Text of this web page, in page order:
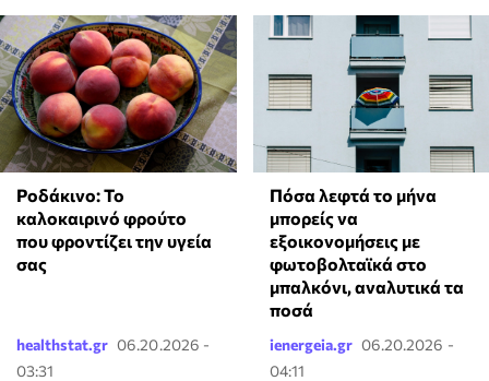
Ροδάκινο: Το
καλοκαιρινό φρούτο
που φροντίζει την υγεία
σας
healthstat.gr 06.20.2026 -
03:31
Πόσα λεφτά το μήνα
μπορείς να
εξοικονομήσεις με
φωτοβολταϊκά στο
μπαλκόνι, αναλυτικά τα
ποσά
ienergeia.gr 06.20.2026 -
04:11